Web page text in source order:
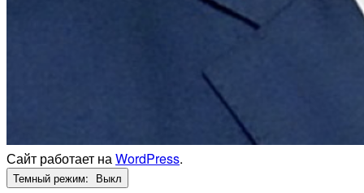
Сайт работает наWordPress.
Темный режим: